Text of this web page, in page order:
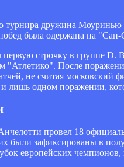
турнира дружина Моуринью
была одержана на
первую строчку в группе
"Атлетико". После
не считая
лишь одном поражении,
провел 18
были зафиксированы в
европейских чемпионов,